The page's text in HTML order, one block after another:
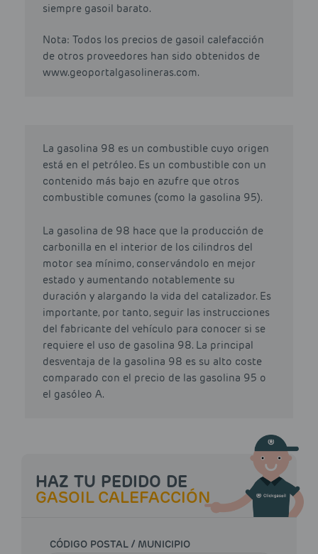
siempre gasoil barato.
Nota: Todos los precios de gasoil calefacción
de otros proveedores han sido obtenidos de
www.geoportalgasolineras.com.
La gasolina 98 es un combustible cuyo origen
está en el petróleo. Es un combustible con un
contenido más bajo en azufre que otros
combustible comunes (como la gasolina 95).
La gasolina de 98 hace que la producción de
carbonilla en el interior de los cilindros del
motor sea mínimo, conservándolo en mejor
estado y aumentando notablemente su
duración y alargando la vida del catalizador. Es
importante, por tanto, seguir las instrucciones
del fabricante del vehículo para conocer si se
requiere el uso de gasolina 98. La principal
desventaja de la gasolina 98 es su alto coste
comparado con el precio de las gasolina 95 o
el gasóleo A.
HAZ TU PEDIDO DE
GASOIL CALEFACCIÓN
CÓDIGO POSTAL / MUNICIPIO